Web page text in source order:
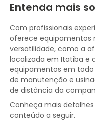
Entenda mais
Com profissionais
oferece equipamentos
versatilidade, como a
localizada em Itatiba e
equipamentos em todo
de manutenção e
de distância da
Conheça mais
conteúdo a seguir.